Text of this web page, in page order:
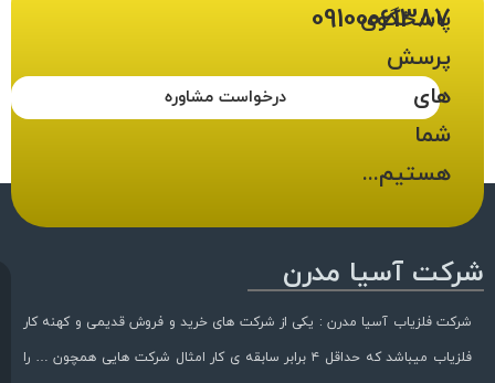
درخواست مشاوره
پاسخگوی
پرسش
های
شما
هستیم...
09100061387
شرکت آسیا مدرن
شرکت فلزیاب آسیا مدرن : یکی از شرکت های خرید و فروش قدیمی و کهنه کار
فلزیاب میباشد که حداقل ۴ برابر سابقه ی کار امثال شرکت هایی همچون … را